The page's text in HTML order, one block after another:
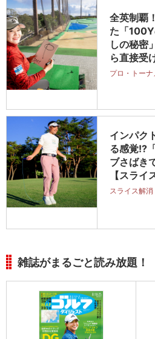
全英制覇
た「
しの秘密
ら直接受
プロ・トーナ
インパク
る感覚!?
ブさばき
【スライ
スライス解消
雑誌がまるごと読み放題！